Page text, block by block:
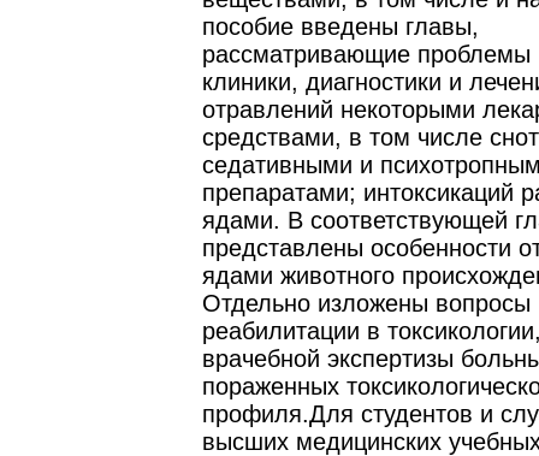
пособие введены главы,
рассматривающие проблемы
клиники, диагностики и
отравлений некоторыми
средствами, в том числе
седативными и
препаратами; интоксикаций
ядами. В соответствующей
представлены особенности
ядами животного
Отдельно изложены вопросы
реабилитации в
врачебной экспертизы
пораженных
профиля.Для студентов и
высших медицинских